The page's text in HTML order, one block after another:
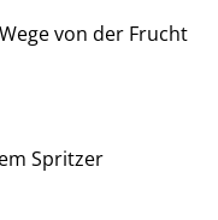
von der Frucht
Spritzer